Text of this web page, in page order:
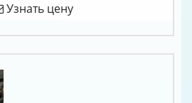
Узнать цену